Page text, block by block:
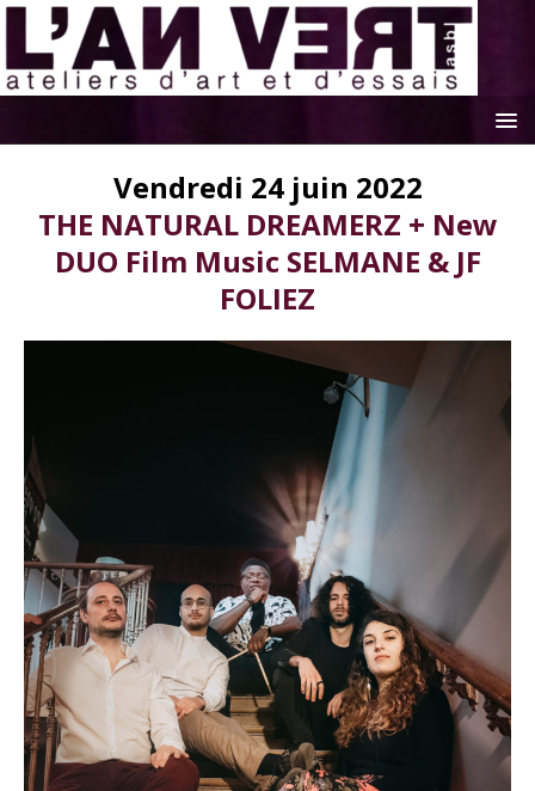
Vendredi 24 juin 2022
THE NATURAL DREAMERZ + New
DUO Film Music SELMANE & JF
FOLIEZ